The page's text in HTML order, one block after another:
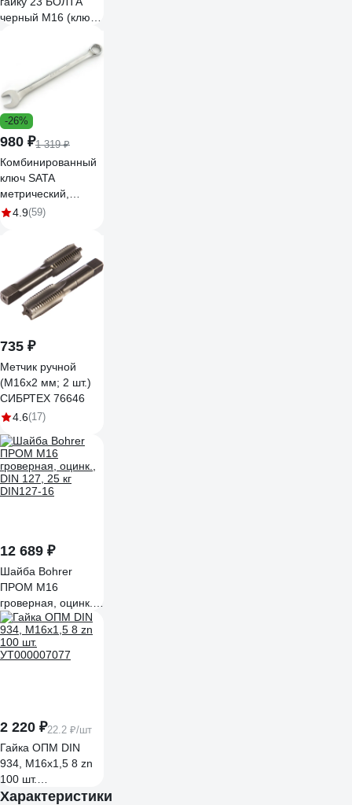
черный M16 (ключ
-26%
980 ₽1 319 ₽
Комбинированный
ключ SATA
метрический,
смещ. 15, 24 мм,
4.9(59)
735 ₽
Метчик ручной
(М16х2 мм; 2 шт.)
СИБРТЕХ 76646
4.6(17)
12 689 ₽
Шайба Bohrer
ПРОМ М16
гроверная, оцинк.,
DIN 127, 25 кг
DIN127-16
2 220 ₽22.2 ₽/шт
Гайка ОПМ DIN
934, М16x1,5 8 zn
100 шт.
УТ000007077
Характеристики